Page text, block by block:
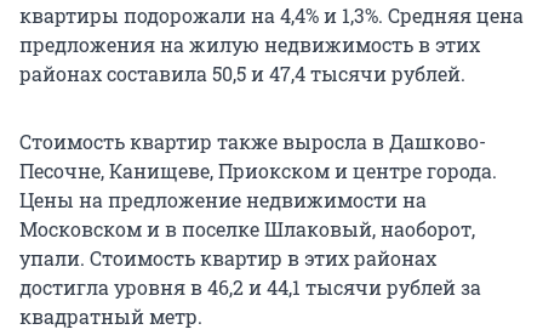
квартиры подорожали на 4,4% и 1,3%. Средняя цена
предложения на жилую недвижимость в этих
районах составила 50,5 и 47,4 тысячи рублей.
Стоимость квартир также выросла в Дашково-
Песочне, Канищеве, Приокском и центре города.
Цены на предложение недвижимости на
Московском и в поселке Шлаковый, наоборот,
упали. Стоимость квартир в этих районах
достигла уровня в 46,2 и 44,1 тысячи рублей за
квадратный метр.